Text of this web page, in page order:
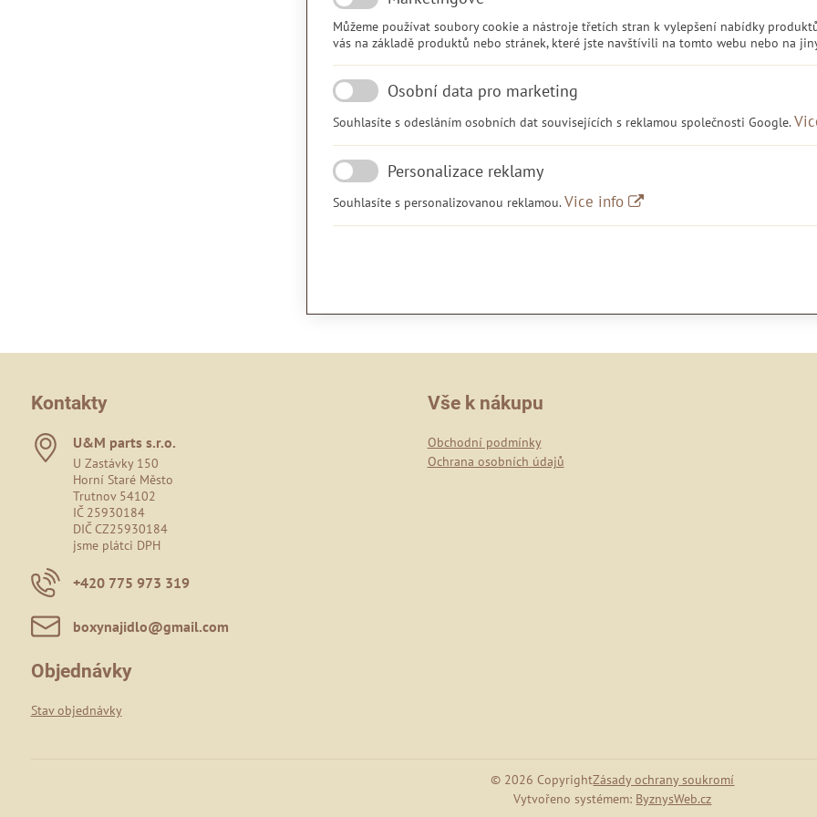
Můžeme používat soubory cookie a nástroje třetích stran k vylepšení nabídky
vás na základě produktů nebo stránek, které jste navštívili na tomto webu nebo na
Osobní data pro marketing
Souhlasíte s odesláním osobních dat souvisejících s reklamou společnosti Google.
Personalizace reklamy
Souhlasíte s personalizovanou reklamou.Vice info
Kontakty
U&M parts s​.r​.o​.
U Zastávky 150
Horní Staré Město
Trutnov 54102
IČ 25930184
DIČ CZ25930184
jsme plátci DPH
+420 775 973 319
boxynajidlo​@gmail​.com
Objednávky
Stav objednávky
Vše k nákupu
Obchodní podmínky
Ochrana osobních údajů
© 2026 CopyrightZásady ochrany soukromí
Vytvořeno systémem: ByznysWeb.cz